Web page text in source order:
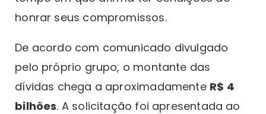
honrar seus compromissos.
De acordo com comunicado divulgado
pelo próprio grupo, o montante das
dívidas chega a aproximadamente R$ 4
bilhões. A solicitação foi apresentada ao